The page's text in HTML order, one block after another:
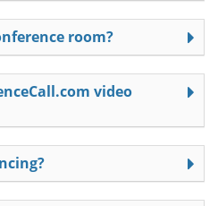
room?
video